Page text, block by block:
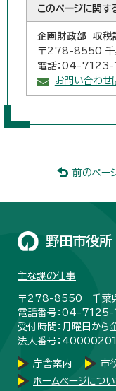
このページに関す
企画財政部 収税
〒278-8550 千
電話：04-
お問い合わせ
前のペー
野田市役所
主な課の仕事
〒278-8550 千葉県
電話番号：04-7125-
受付時間：月曜日か
法人番号：
庁舎案内 市
ホームページにつ